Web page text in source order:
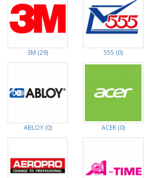
3M (29) 555 (0)
ABLOY (0) ACER (0)